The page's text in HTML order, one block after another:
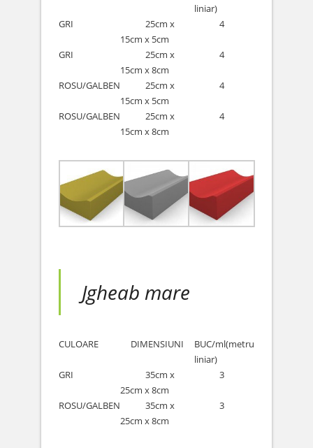
liniar)
GRI
25cm x
15cm x 5cm
4
GRI
25cm x
15cm x 8cm
4
ROSU/GALBEN
25cm x
15cm x 5cm
4
ROSU/GALBEN
25cm x
15cm x 8cm
4
Jgheab mare
CULOARE DIMENSIUNI
BUC/ml(metru
liniar)
GRI
35cm x
25cm x 8cm
3
ROSU/GALBEN
35cm x
25cm x 8cm
3